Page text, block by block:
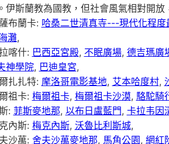
伊斯蘭教為國教，但社會風氣相對開
布蘭卡: 哈桑二世清真寺---現代化程度
灘,
喀什: 巴西亞宮殿, 不眠廣場, 德吉瑪廣
神學院, 巴迪皇宮,
扎扎特: 摩洛哥電影基地, 艾本哈度村,
祖卡: 梅爾祖卡, 梅爾祖卡沙漠, 駱駝騎
: 菲斯麥地那, 以布日盧藍門, 卡拉韦因
內斯: 梅克內斯, 沃魯比利斯城,
沙萬: 舍夫沙萬麥地那, 馬角公園, 網紅